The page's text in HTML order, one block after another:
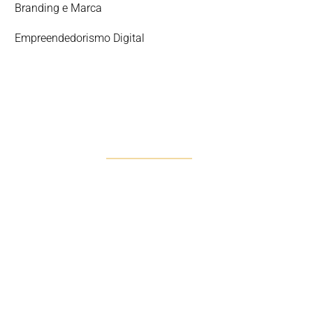
Branding e Marca
Empreendedorismo Digital